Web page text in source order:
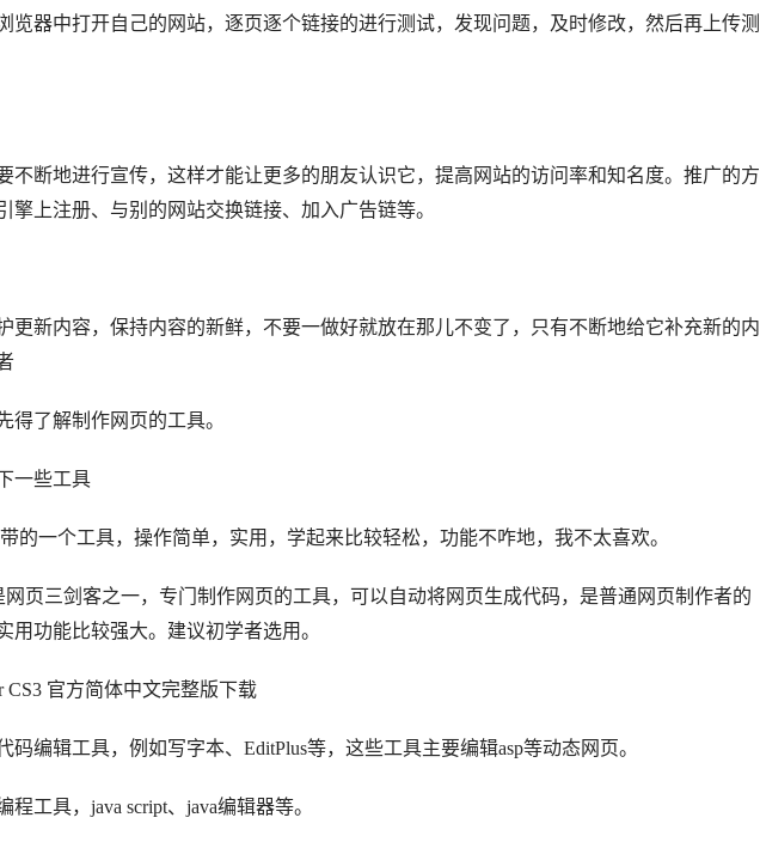
览器中打开自己的网站，逐页逐个链接的进行测试，发现问题，及时修改，然后再上传测
断地进行宣传，这样才能让更多的朋友认识它，提高网站的访问率和知名度。推广的方
擎上注册、与别的网站交换链接、加入广告链等。
新内容，保持内容的新鲜，不要一做好就放在那儿不变了，只有不断地给它补充新的内
了解制作网页的工具。
一些工具
一个工具，操作简单，实用，学起来比较轻松，功能不咋地，我不太喜欢。
页三剑客之一，专门制作网页的工具，可以自动将网页生成代码，是普通网页制作者的
用功能比较强大。建议初学者选用。
官方简体中文完整版下载
辑工具，例如写字本、EditPlus等，这些工具主要编辑asp等动态网页。
具，java script、java编辑器等。